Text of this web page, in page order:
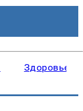
Здоровье